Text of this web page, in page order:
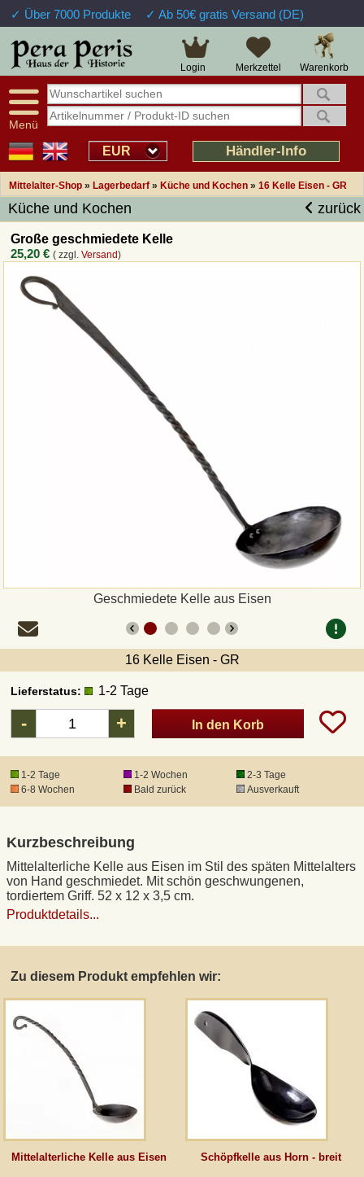
✓ Über 7000 Produkte ✓ Ab 50€ gratis Versand (DE)
Warenkorb
Merkzettel
Login
Menü
EUR Händler-Info
Mittelalter-Shop » Lagerbedarf » Küche und Kochen » 16 Kelle Eisen - GR
Küche und Kochen zurück
Große geschmiedete Kelle
25,20 € ( zzgl.Versand)
Geschmiedete Kelle aus Eisen
16 Kelle Eisen - GR
Lieferstatus: 1-2 Tage
- + In den Korb
1-2 Tage 1-2 Wochen
2-3 Tage
6-8 Wochen
Bald zurück Ausverkauft
Kurzbeschreibung
Mittelalterliche Kelle aus Eisen im Stil des späten Mittelalters
von Hand geschmiedet. Mit schön geschwungenen,
tordiertem Griff. 52 x 12 x 3,5 cm.
Produktdetails...
Zu diesem Produkt empfehlen wir:
Mittelalterliche Kelle aus Eisen Schöpfkelle aus Horn - breit
Große Auswahl
Verfügbarkeitsanzeige
Sendungsverfolgung
Intelligente Navigation
Freundlicher Service
14 Tage Widerrufsrecht
Über 25 Jahre Erfahrung
Schnelle Rücküberweisung
Kulant bei Retouren
Prof. Auftragsabwicklung
Übersicht Mittelalter-Produkte
Impressum
Widerrufsfunktion
Wie bestellen?
Rückruf-Service
Versandarten und Retouren
UPS
DHL Paket
DPD
DHL Kleinpaket
Waffenrecht und FSK 18
Produkthaftung
Widerrufsrecht
Anfertigung von Museumsrepliken
Mittelalter-Großhandel